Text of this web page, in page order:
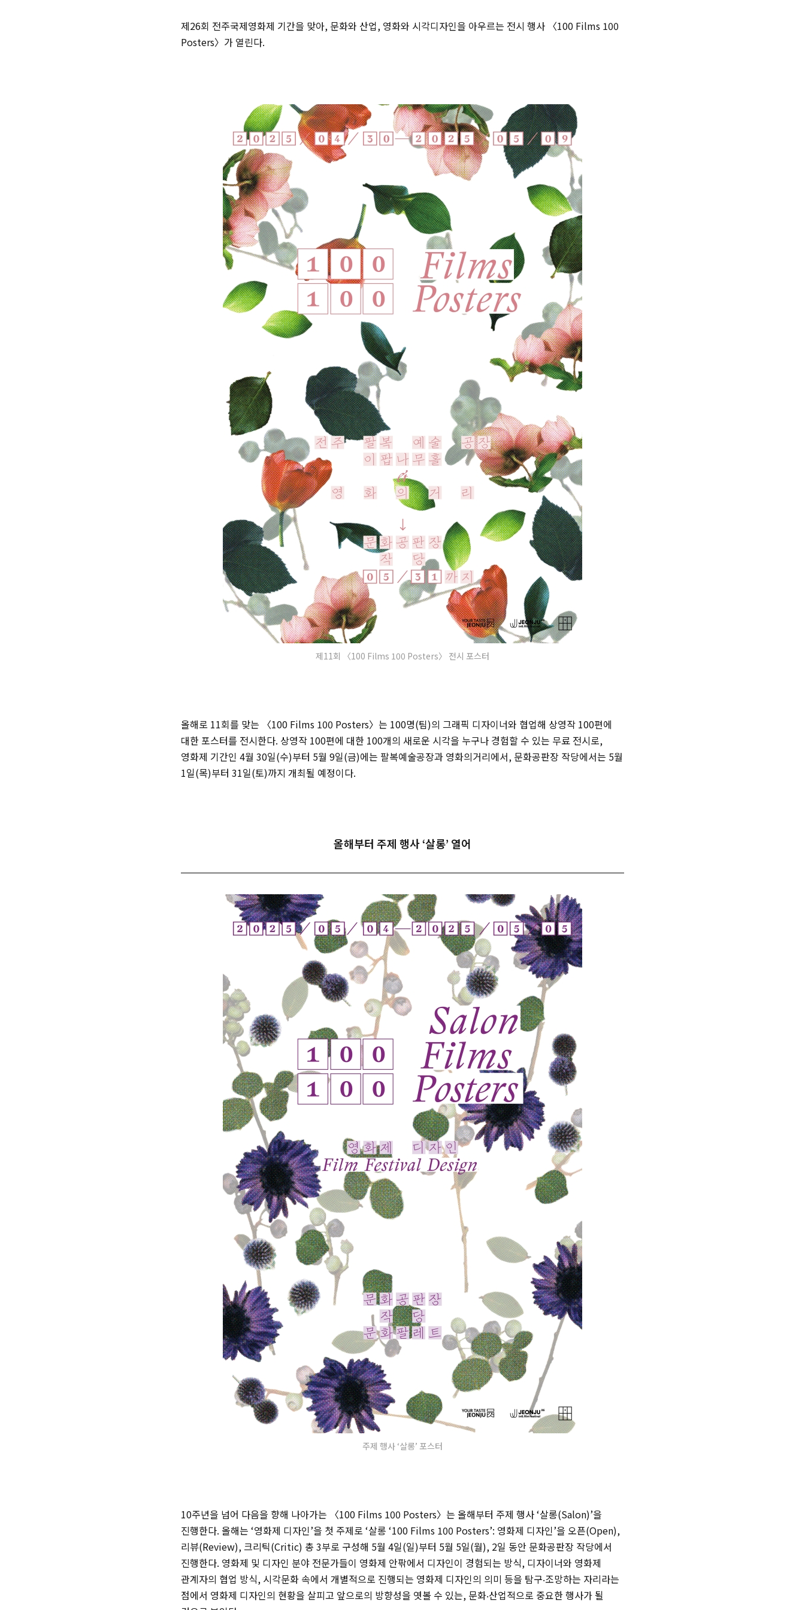
제26회 전주국제영화제 기간을 맞아, 문화와 산업, 영화와 시각디자인을 아우르는 전시 행사 〈100 Films 100
Posters〉가 열린다.
제11회 〈100 Films 100 Posters〉 전시 포스터
올해로 11회를 맞는 〈100 Films 100 Posters〉는 100명(팀)의 그래픽 디자이너와 협업해 상영작 100편에
대한 포스터를 전시한다. 상영작 100편에 대한 100개의 새로운 시각을 누구나 경험할 수 있는 무료 전시로,
영화제 기간인 4월 30일(수)부터 5월 9일(금)에는 팔복예술공장과 영화의거리에서, 문화공판장 작당에서는 5월
1일(목)부터 31일(토)까지 개최될 예정이다.
올해부터 주제 행사 ‘살롱’ 열어
주제 행사 ‘살롱’ 포스터
10주년을 넘어 다음을 향해 나아가는 〈100 Films 100 Posters〉는 올해부터 주제 행사 ‘살롱(Salon)’을
진행한다. 올해는 ‘영화제 디자인’을 첫 주제로 ‘살롱 ‘100 Films 100 Posters’: 영화제 디자인’을 오픈(Open),
리뷰(Review), 크리틱(Critic) 총 3부로 구성해 5월 4일(일)부터 5월 5일(월), 2일 동안 문화공판장 작당에서
진행한다. 영화제 및 디자인 분야 전문가들이 영화제 안팎에서 디자인이 경험되는 방식, 디자이너와 영화제
관계자의 협업 방식, 시각문화 속에서 개별적으로 진행되는 영화제 디자인의 의미 등을 탐구‧조망하는 자리라는
점에서 영화제 디자인의 현황을 살피고 앞으로의 방향성을 엿볼 수 있는, 문화‧산업적으로 중요한 행사가 될